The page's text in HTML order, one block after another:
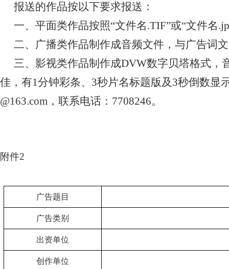
报送的作品按以下要求报送：
一、平面类作品按照“文件名.TIF”或“文件名
二、广播类作品制作成音频文件，与广告词
三、影视类作品制作成DVW数字贝塔格式，
佳，有1分钟彩条、 3秒片名标题版及 3秒倒数显
@163.com ，联系电话： 7708246。
附件2
广告题目
广告类别
出资单位
创作单位